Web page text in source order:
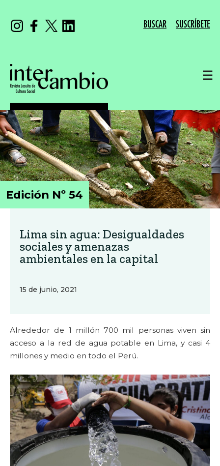
BUSCAR SUSCRÍBETE
☰
Edición Nº 54
Lima sin agua: Desigualdades
sociales y amenazas
ambientales en la capital
15 de junio, 2021
Alrededor de 1 millón 700 mil personas viven sin
acceso a la red de agua potable en Lima, y casi 4
millones y medio en todo el Perú.